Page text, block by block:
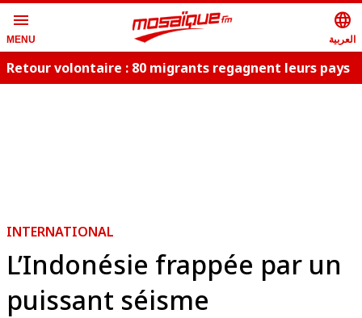
menu
MENU
language
العربية
Retour volontaire : 80 migrants regagnent leurs pays
INTERNATIONAL
L’Indonésie frappée par un
puissant séisme